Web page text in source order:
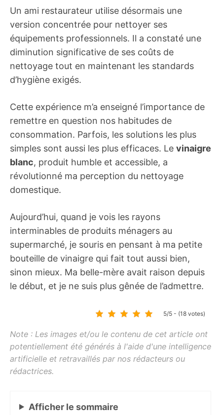
Un ami restaurateur utilise désormais une
version concentrée pour nettoyer ses
équipements professionnels. Il a constaté une
diminution significative de ses coûts de
nettoyage tout en maintenant les standards
d’hygiène exigés.
Cette expérience m’a enseigné l’importance de
remettre en question nos habitudes de
consommation. Parfois, les solutions les plus
simples sont aussi les plus efficaces. Le vinaigre
blanc, produit humble et accessible, a
révolutionné ma perception du nettoyage
domestique.
Aujourd’hui, quand je vois les rayons
interminables de produits ménagers au
supermarché, je souris en pensant à ma petite
bouteille de vinaigre qui fait tout aussi bien,
sinon mieux. Ma belle-mère avait raison depuis
le début, et je ne suis plus gênée de l’admettre.
5/5 - (18 votes)
Afficher le sommaire